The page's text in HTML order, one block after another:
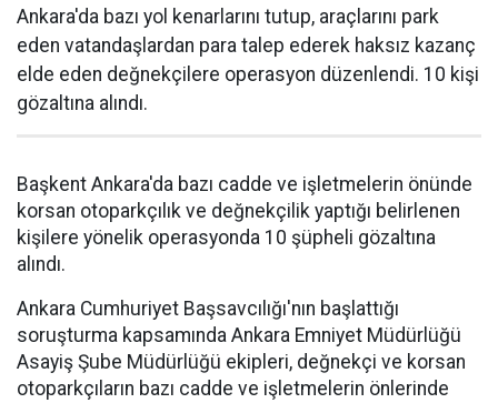
Ankara'da bazı yol kenarlarını tutup, araçlarını park
eden vatandaşlardan para talep ederek haksız kazanç
elde eden değnekçilere operasyon düzenlendi. 10 kişi
gözaltına alındı.
Başkent Ankara'da bazı cadde ve işletmelerin önünde
korsan otoparkçılık ve değnekçilik yaptığı belirlenen
kişilere yönelik operasyonda 10 şüpheli gözaltına
alındı.
Ankara Cumhuriyet Başsavcılığı'nın başlattığı
soruşturma kapsamında Ankara Emniyet Müdürlüğü
Asayiş Şube Müdürlüğü ekipleri, değnekçi ve korsan
otoparkçıların bazı cadde ve işletmelerin önlerinde